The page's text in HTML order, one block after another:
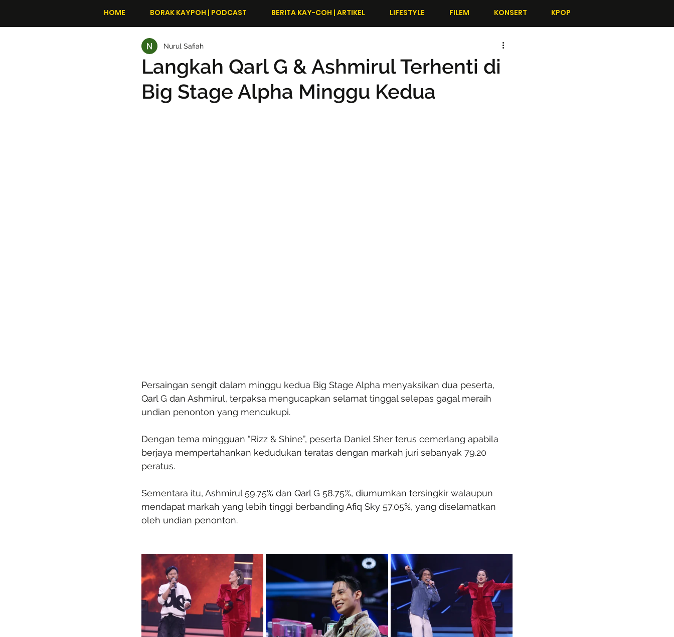
HOME BORAK KAYPOH | PODCAST BERITA KAY-COH | ARTIKEL LIFESTYLE FILEM KONSERT KPOP
Langkah Qarl G & Ashmirul Terhenti di
Big Stage Alpha Minggu Kedua
Nurul Safiah
Persaingan sengit dalam minggu kedua Big Stage Alpha menyaksikan dua peserta,
Qarl G dan Ashmirul, terpaksa mengucapkan selamat tinggal selepas gagal meraih
undian penonton yang mencukupi.
Dengan tema mingguan “Rizz & Shine”, peserta Daniel Sher terus cemerlang apabila
berjaya mempertahankan kedudukan teratas dengan markah juri sebanyak 79.20
peratus.
Sementara itu, Ashmirul 59.75% dan Qarl G 58.75%, diumumkan tersingkir walaupun
mendapat markah yang lebih tinggi berbanding Afiq Sky 57.05%, yang diselamatkan
oleh undian penonton.